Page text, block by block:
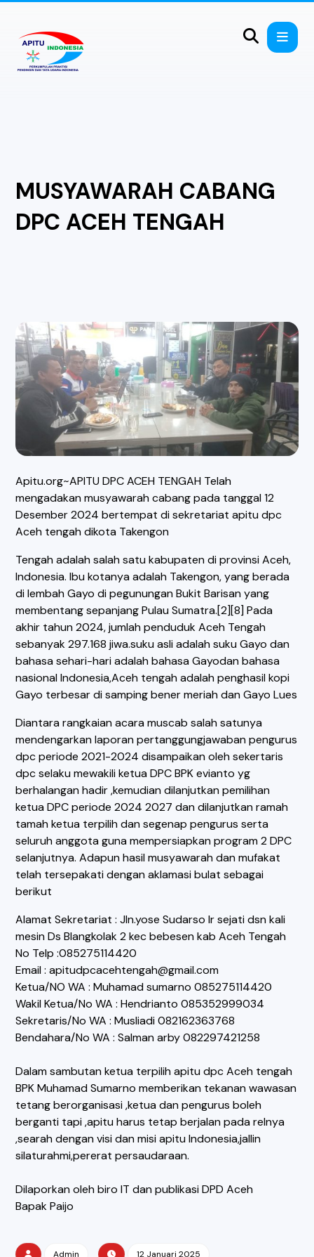
MUSYAWARAH CABANG
DPC ACEH TENGAH
Apitu.org~APITU DPC ACEH TENGAH Telah
mengadakan musyawarah cabang pada tanggal 12
Desember 2024 bertempat di sekretariat apitu dpc
Aceh tengah dikota Takengon
Tengah adalah salah satu kabupaten di provinsi Aceh,
Indonesia. Ibu kotanya adalah Takengon, yang berada
di lembah Gayo di pegunungan Bukit Barisan yang
membentang sepanjang Pulau Sumatra.[2][8] Pada
akhir tahun 2024, jumlah penduduk Aceh Tengah
sebanyak 297.168 jiwa.suku asli adalah suku Gayo dan
bahasa sehari-hari adalah bahasa Gayodan bahasa
nasional Indonesia,Aceh tengah adalah penghasil kopi
Gayo terbesar di samping bener meriah dan Gayo Lues
Diantara rangkaian acara muscab salah satunya
mendengarkan laporan pertanggungjawaban pengurus
dpc periode 2021-2024 disampaikan oleh sekertaris
dpc selaku mewakili ketua DPC BPK evianto yg
berhalangan hadir ,kemudian dilanjutkan pemilihan
ketua DPC periode 2024 2027 dan dilanjutkan ramah
tamah ketua terpilih dan segenap pengurus serta
seluruh anggota guna mempersiapkan program 2 DPC
selanjutnya. Adapun hasil musyawarah dan mufakat
telah tersepakati dengan aklamasi bulat sebagai
berikut
Alamat Sekretariat : Jln.yose Sudarso lr sejati dsn kali
mesin Ds Blangkolak 2 kec bebesen kab Aceh Tengah
No Telp :085275114420
Email : apitudpcacehtengah@gmail.com
Ketua/NO WA : Muhamad sumarno 085275114420
Wakil Ketua/No WA : Hendrianto 085352999034
Sekretaris/No WA : Musliadi 082162363768
Bendahara/No WA : Salman arby 082297421258
Dalam sambutan ketua terpilih apitu dpc Aceh tengah
BPK Muhamad Sumarno memberikan tekanan wawasan
tetang berorganisasi ,ketua dan pengurus boleh
berganti tapi ,apitu harus tetap berjalan pada relnya
,searah dengan visi dan misi apitu Indonesia,jallin
silaturahmi,pererat persaudaraan.
Dilaporkan oleh biro IT dan publikasi DPD Aceh
Bapak Paijo
Admin 12 Januari 2025